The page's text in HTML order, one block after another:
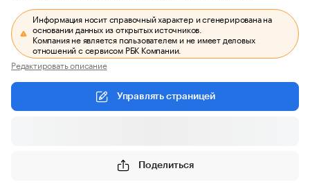
Информация носит справочный характер и сгенерирована на
основании данных из открытых источников.
Компания не является пользователем и не имеет деловых
отношений с сервисом РБК Компании.
Редактировать описание
Управлять страницей
Поделиться